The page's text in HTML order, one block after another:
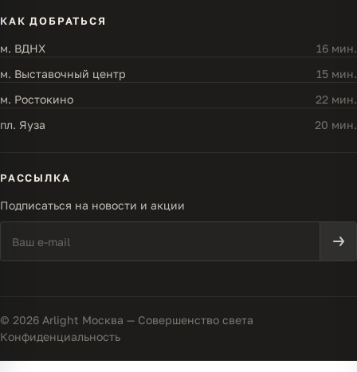
КАК ДОБРАТЬСЯ
м. ВДНХ
16 мин.
м. Выставочный центр
15 мин.
м. Ростокино
22 мин.
пл. Яуза
20 мин.
РАССЫЛКА
Подписаться на новости и акции
© 2026 Arlight Москва — Совершенство света
Конфиденциальность